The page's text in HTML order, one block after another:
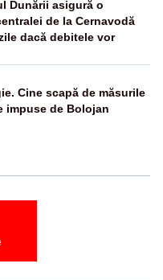
Dunării asigură o
de la Cernavodă
dacă debitele vor
Cine scapă de măsurile
impuse de Bolojan